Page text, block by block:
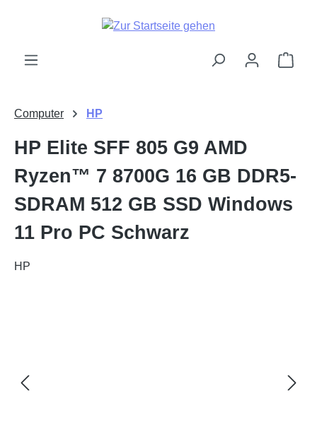
Computer HP
HP Elite SFF 805 G9 AMD
Ryzen™ 7 8700G 16 GB DDR5-
SDRAM 512 GB SSD Windows
11 Pro PC Schwarz
HP